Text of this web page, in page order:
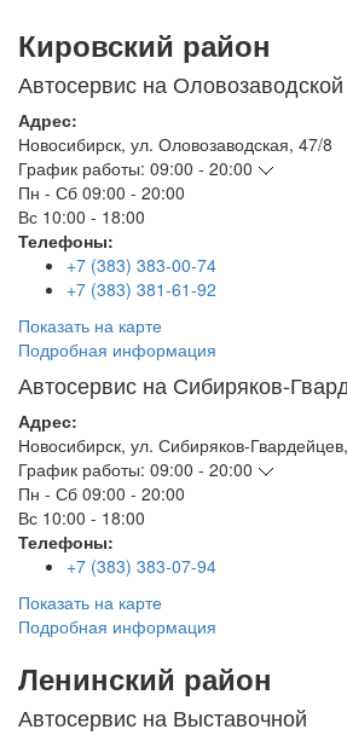
Кировский район
Автосервис на Оловозаводской
Адрес:
Новосибирск, ул. Оловозаводская, 47/8
График работы: 09:00 - 20:00
Пн - Сб 09:00 - 20:00
Вс 10:00 - 18:00
Телефоны:
+7 (383) 383-00-74
+7 (383) 381-61-92
Показать на карте
Подробная информация
Автосервис на Сибиряков-
Адрес:
Новосибирск, ул. Сибиряков-
График работы: 09:00 - 20:00
Пн - Сб 09:00 - 20:00
Вс 10:00 - 18:00
Телефоны:
+7 (383) 383-07-94
Показать на карте
Подробная информация
Ленинский район
Автосервис на Выставочной